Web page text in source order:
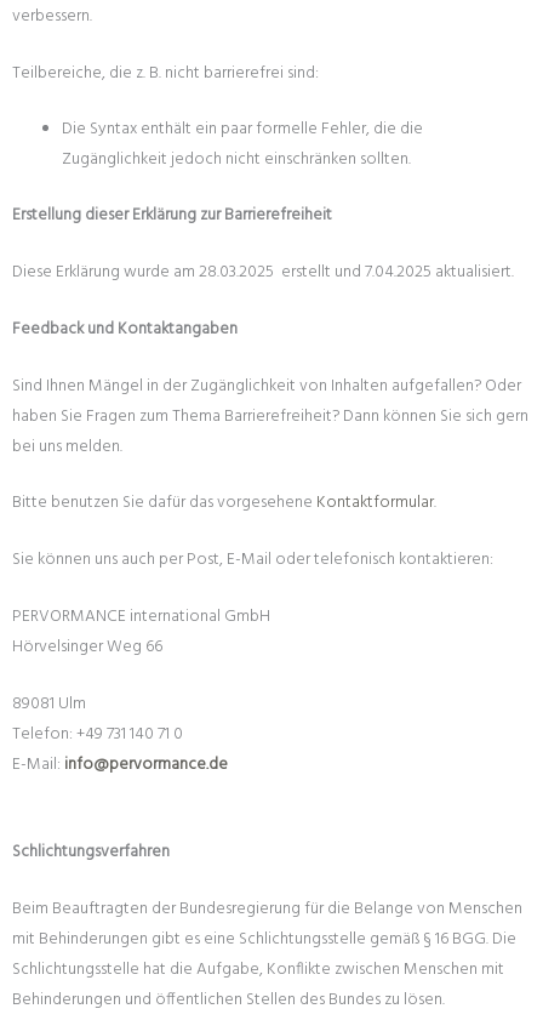
verbessern.
Teilbereiche, die z. B. nicht barrierefrei sind:
Die Syntax enthält ein paar formelle Fehler, die die
Zugänglichkeit jedoch nicht einschränken sollten.
Erstellung dieser Erklärung zur Barrierefreiheit
Diese Erklärung wurde am 28.03.2025 erstellt und 7.04.2025 aktualisiert.
Feedback und Kontaktangaben
Sind Ihnen Mängel in der Zugänglichkeit von Inhalten aufgefallen? Oder
haben Sie Fragen zum Thema Barrierefreiheit? Dann können Sie sich gern
bei uns melden.
Bitte benutzen Sie dafür das vorgesehene Kontaktformular.
Sie können uns auch per Post, E-Mail oder telefonisch kontaktieren:
PERVORMANCE international GmbH
Hörvelsinger Weg 66
89081 Ulm
Telefon: +49 731 140 71 0
E-Mail: info@pervormance.de
Schlichtungsverfahren
Beim Beauftragten der Bundesregierung für die Belange von Menschen
mit Behinderungen gibt es eine Schlichtungsstelle gemäß § 16 BGG. Die
Schlichtungsstelle hat die Aufgabe, Konflikte zwischen Menschen mit
Behinderungen und öffentlichen Stellen des Bundes zu lösen.